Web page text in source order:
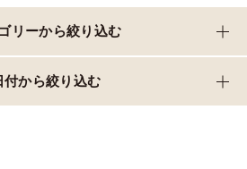
リーから絞り込む
付から絞り込む